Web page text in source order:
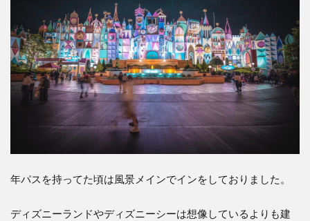
年パスを持ってた頃は風景メインでインをしておりました。
ディズニーランドやディズニーシーは想像しているよりも建